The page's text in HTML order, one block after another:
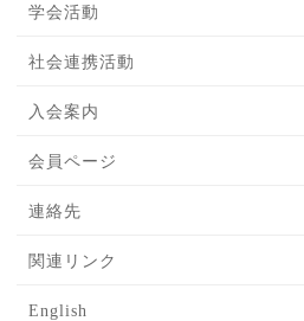
学会活動
社会連携活動
入会案内
会員ページ
連絡先
関連リンク
English